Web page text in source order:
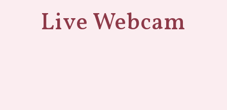
Live Webcam